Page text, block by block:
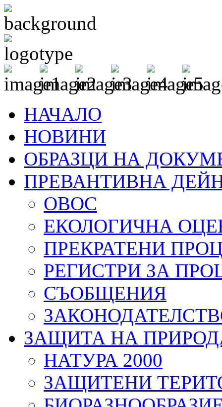
НАЧАЛО
НОВИНИ
ОБРАЗЦИ НА
ПРЕВАНТИВНА
ОВОС
ЕКОЛОГИЧНА
ПРЕКРАТЕНИ
РЕГИСТРИ ЗА
СЪОБЩЕНИЯ
ЗАЩИТА НА
НАТУРА 2000
ЗАЩИТЕНИ